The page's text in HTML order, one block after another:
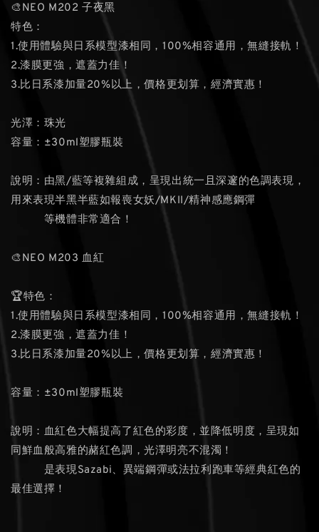
🎨NEO M202 子夜黑
特色：
1.使用體驗與日系模型漆相同，100%相容通用，無縫接軌！
2.漆膜更強，遮蓋力佳！
3.比日系漆加量20%以上，價格更划算，經濟實惠！
光澤：珠光
容量：±30ml塑膠瓶裝
說明：由黑/藍等複雜組成，呈現出統一且深邃的色調表現，
用來表現半黑半藍如報喪女妖/MKII/精神感應鋼彈
等機體非常適合！
🎨NEO M203 血紅
🏆特色：
1.使用體驗與日系模型漆相同，100%相容通用，無縫接軌！
2.漆膜更強，遮蓋力佳！
3.比日系漆加量20%以上，價格更划算，經濟實惠！
容量：±30ml塑膠瓶裝
說明：血紅色大幅提高了紅色的彩度，並降低明度，呈現如
同鮮血般高雅的赭紅色調，光澤明亮不混濁！
是表現Sazabi、異端鋼彈或法拉利跑車等經典紅色的
最佳選擇！